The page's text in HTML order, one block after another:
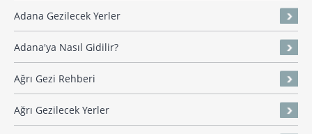
Adana Gezilecek Yerler
Adana'ya Nasıl Gidilir?
Ağrı Gezi Rehberi
Ağrı Gezilecek Yerler